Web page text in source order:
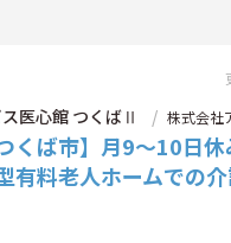
医心館 つくばⅡ 株式会社
くば市】月9～10日
有料老人ホームでの